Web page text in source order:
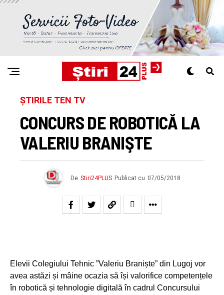
ȘTIRILE TEN TV
CONCURS DE ROBOTICĂ LA
VALERIU BRANIŞTE
De Stiri24PLUS Publicat cu 07/05/2018
Elevii Colegiului Tehnic ”Valeriu Braniște” din Lugoj vor
avea astăzi și mâine ocazia să își valorifice competențele
în robotică și tehnologie digitală în cadrul Concursului